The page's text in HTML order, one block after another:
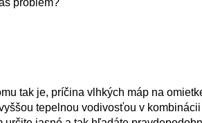
problém?
tak je, príčina vlhkých máp na
tepelnou vodivosťou v